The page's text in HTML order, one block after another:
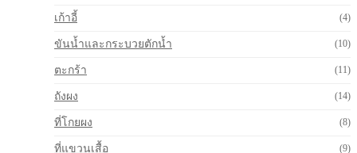
เก้าอี้ (4)
ขันน้ำและกระบวยตักน้ำ (10)
ตะกร้า (11)
ถังผง (14)
ที่โกยผง (8)
ที่แขวนเสื้อ (9)